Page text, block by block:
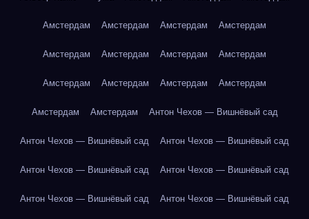
Амстердам Амстердам Амстердам Амстердам
Амстердам Амстердам Амстердам Амстердам
Амстердам Амстердам Амстердам Амстердам
Амстердам Амстердам Антон Чехов — Вишнёвый сад
Антон Чехов — Вишнёвый сад Антон Чехов — Вишнёвый сад
Антон Чехов — Вишнёвый сад Антон Чехов — Вишнёвый сад
Антон Чехов — Вишнёвый сад Антон Чехов — Вишнёвый сад